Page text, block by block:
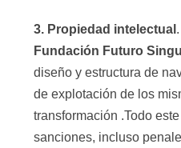
3. Propiedad intelectual
Fundación Futuro
diseño y estructura de
de explotación de los
transformación .Todo
sanciones, incluso